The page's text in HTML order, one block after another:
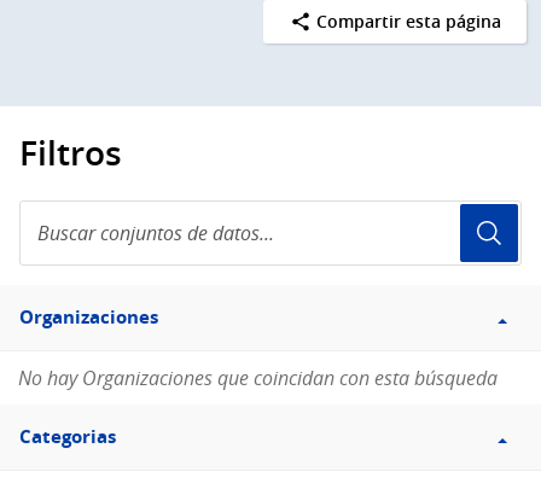
Compartir esta página
Filtros
conjuntos
de
Filtro
Organizaciones
Organizaciones
No hay Organizaciones que coincidan con esta búsqueda
Filtro
Categorias
Categorias